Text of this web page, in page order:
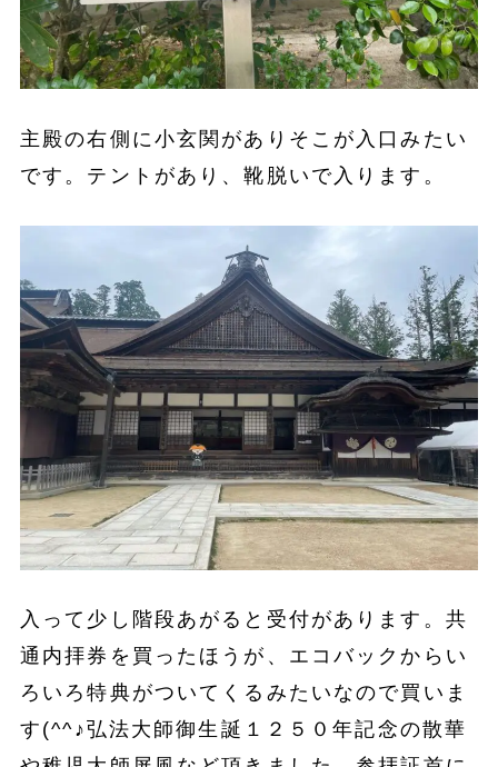
主殿の右側に小玄関がありそこが入口みたい
です。テントがあり、靴脱いで入ります。
入って少し階段あがると受付があります。共
通内拝券を買ったほうが、エコバックからい
ろいろ特典がついてくるみたいなので買いま
す(^^♪弘法大師御生誕１２５０年記念の散華